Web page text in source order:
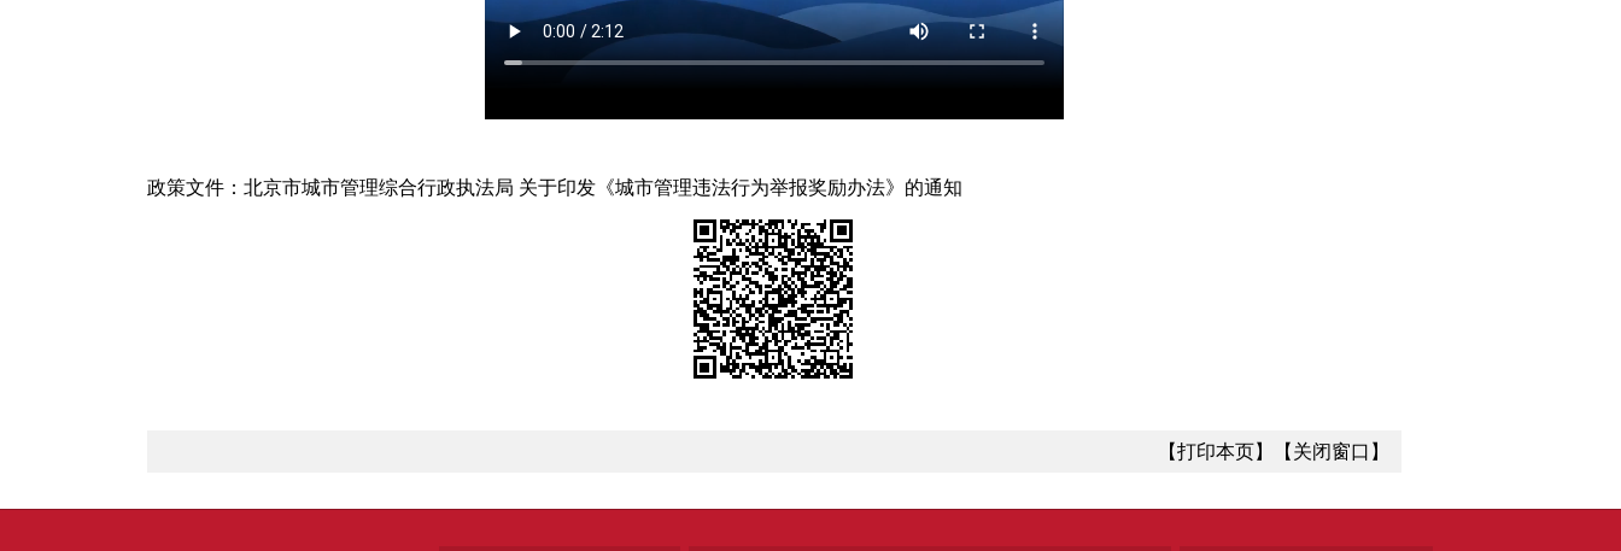
政策文件： 北京市城市管理综合行政执法局 关于印发《城市管理违法行为举报奖励办法》的通知
【打印本页】 【关闭窗口】